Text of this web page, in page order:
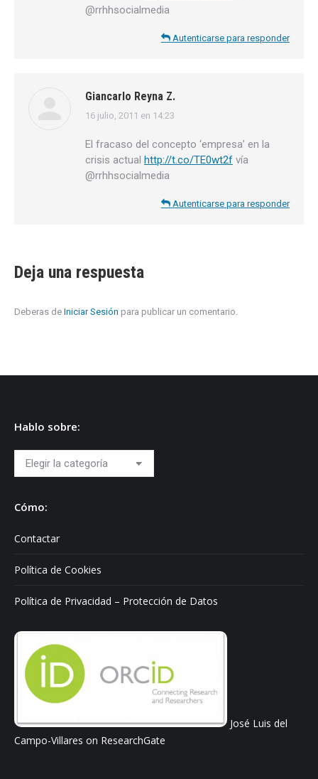
@rrhhsocialmedia
Autenticarse para responder
Giancarlo Reyna Z.
dice:
16 julio, 2011 en 14:23
El fracaso del concepto ‘empresa’ en la
crisis actual http://t.co/TE0wt2f vía
@rrhhsocialmedia
Autenticarse para responder
Deja una respuesta
Deberas de Iniciar Sesión para publicar un comentario.
Hablo sobre:
Hablo
sobre:
Cómo:
Contactar
Política de Cookies
Política de Privacidad – Protección de Datos
José Luis del
Campo-Villares on ResearchGate